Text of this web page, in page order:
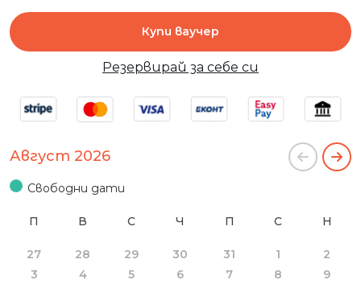
Купи ваучер
Резервирай за себе си
Август 2026
Свободни дати
П В С Ч П С Н
27 28 29 30 31 1
2
3
4 5 6 7 8 9